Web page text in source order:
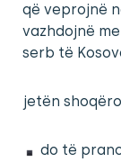
që veprojnë
vazhdojnë
serb të
jetën
do të